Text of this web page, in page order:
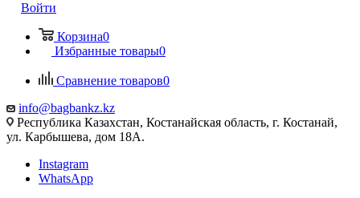
Войти
Корзина0
Избранные товары0
Сравнение товаров0
info@bagbankz.kz
Республика Казахстан, Костанайская область, г. Костанай,
ул. Карбышева, дом 18А.
Instagram
WhatsApp